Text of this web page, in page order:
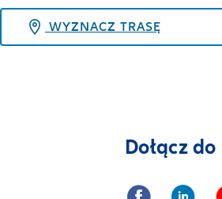
WYZNACZ TRASĘ
Dołącz